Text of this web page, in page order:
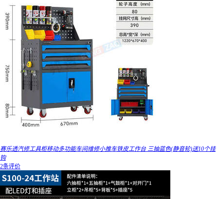
赛乐透汽修工具柜移动多功能车间维修小推车铁皮工作台 三抽蓝色(静音轮)送10个挂
钩
2条评价